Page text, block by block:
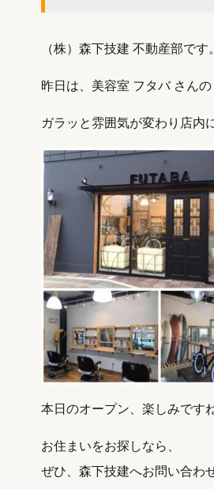
（株）森下技建 不動産部です。
昨日は、美容室 フタバ さん
ガラッと雰囲気が変わり店内
本日のオープン、楽しみです
お住まいをお探しなら、
ぜひ、森下技建へお問い合わ